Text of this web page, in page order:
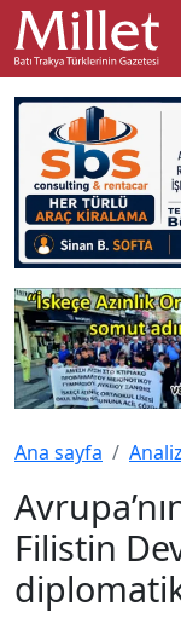
Ana sayfa Analiz
Filistin